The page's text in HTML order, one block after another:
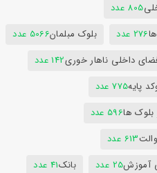
805 عدد
276 عدد بلوک مبلمان5066 عدد
داخلی ناهار خوری142 عدد
پایه775 عدد
بلوک ها596 عدد
613 عدد
آموزش25 عدد بانک41 عدد